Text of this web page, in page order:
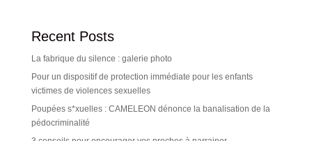
Recent Posts
La fabrique du silence : galerie photo
Pour un dispositif de protection immédiate pour les enfants
victimes de violences sexuelles
Poupées s*xuelles : CAMELEON dénonce la banalisation de la
pédocriminalité